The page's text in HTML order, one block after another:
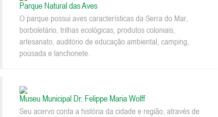
Parque Natural das Aves
O parque possui aves características da Serra do Mar,
borboletário, trilhas ecológicas, produtos coloniais,
artesanato, auditório de educação ambiental, camping,
pousada e lanchonete.
Museu Municipal Dr. Felippe Maria Wolff
Seu acervo conta a história da cidade e região, através de